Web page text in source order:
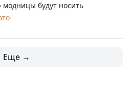
модницы будут носить
Еще →